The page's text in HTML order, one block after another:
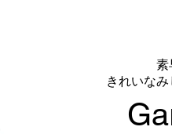
素
きれいな